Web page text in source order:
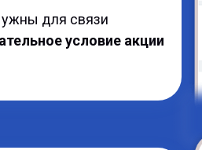
для связи
условие акции